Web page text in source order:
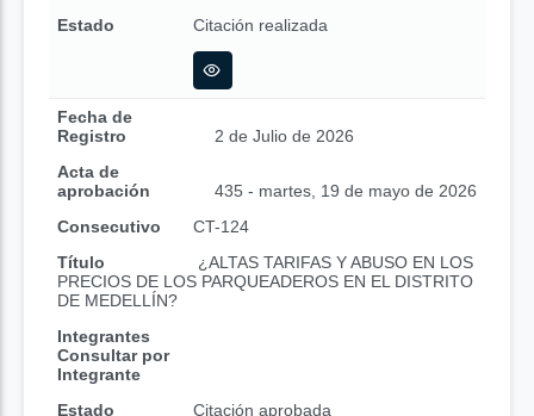
Estado
Citación realizada
Fecha de
Registro
2 de Julio de 2026
Acta de
aprobación
435 - martes, 19 de mayo de 2026
Consecutivo
CT-124
Título
¿ALTAS TARIFAS Y ABUSO EN LOS
PRECIOS DE LOS PARQUEADEROS EN EL DISTRITO
DE MEDELLÍN?
Integrantes
Consultar por
Integrante
Estado
Citación aprobada